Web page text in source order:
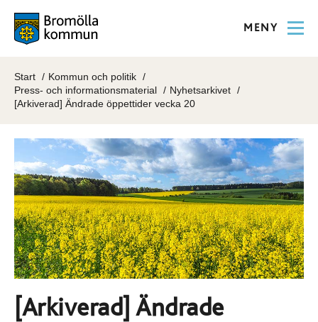
MENY
Start
Kommun och politik
Press- och informationsmaterial
Nyhetsarkivet
[Arkiverad] Ändrade öppettider vecka 20
[Arkiverad] Ändrade